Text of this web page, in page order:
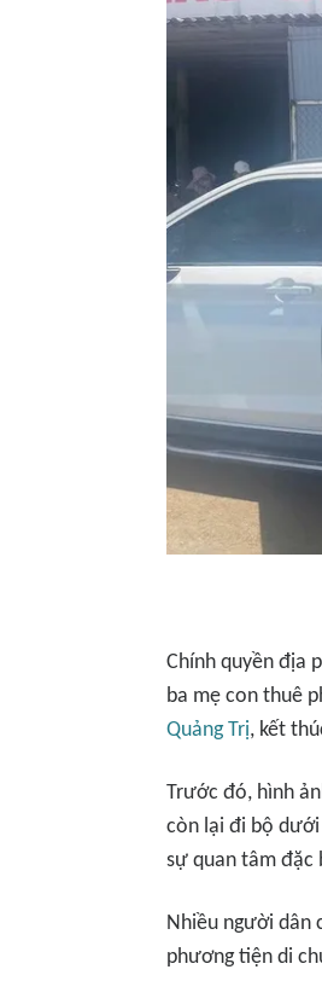
Chính quyền địa
ba mẹ con thuê
Quảng Trị, kết
Trước đó, hình
còn lại đi bộ dưới
sự quan tâm đặc
Nhiều người dân
phương tiện di